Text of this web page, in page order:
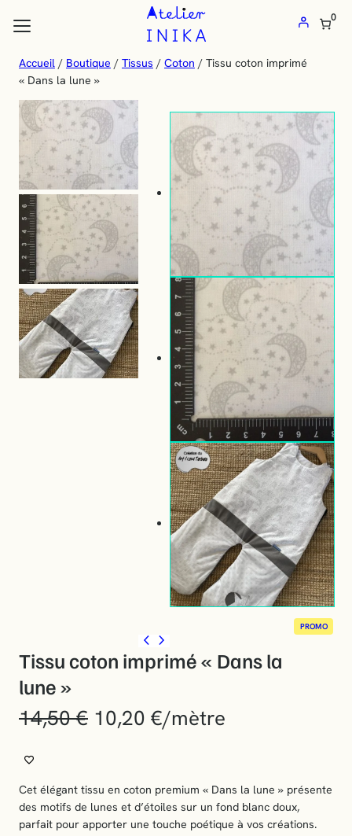
au
Atelier
Inika
:
tissus
mètre
mercerie
ligne
0
flèches haut et bas pour évaluer entrer pour aller à la page
Accueil / Boutique / Tissus / Coton / Tissu coton imprimé
« Dans la lune »
PROMOP
R
O
Tissu coton imprimé « Dans la
lune »
14,50€ 10,20 €/mètre
Cet élégant tissu en coton premium « Dans la lune » présente
des motifs de lunes et d’étoiles sur un fond blanc doux,
parfait pour apporter une touche poétique à vos créations.